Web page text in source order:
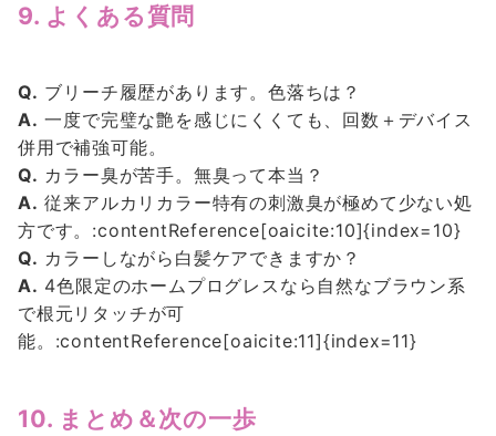
9. よくある質問
Q. ブリーチ履歴があります。色落ちは？
A. 一度で完璧な艶を感じにくくても、回数＋デバイス
併用で補強可能。
Q. カラー臭が苦手。無臭って本当？
A. 従来アルカリカラー特有の刺激臭が極めて少ない処
方です。:contentReference[oaicite:10]{index=10}
Q. カラーしながら白髪ケアできますか？
A. 4色限定のホームプログレスなら自然なブラウン系
で根元リタッチが可
能。:contentReference[oaicite:11]{index=11}
10. まとめ＆次の一歩